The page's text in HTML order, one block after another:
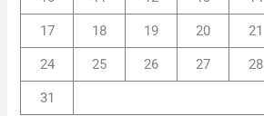
17 18 19 20 21
24 25 26 27 28
31